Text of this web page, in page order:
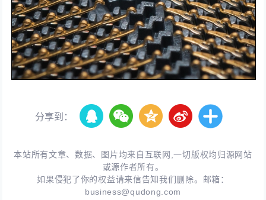
分享到：
本站所有文章、数据、图片均来自互联网,一切版权均归源网站
或源作者所有。
如果侵犯了你的权益请来信告知我们删除。邮箱：
business@qudong.com